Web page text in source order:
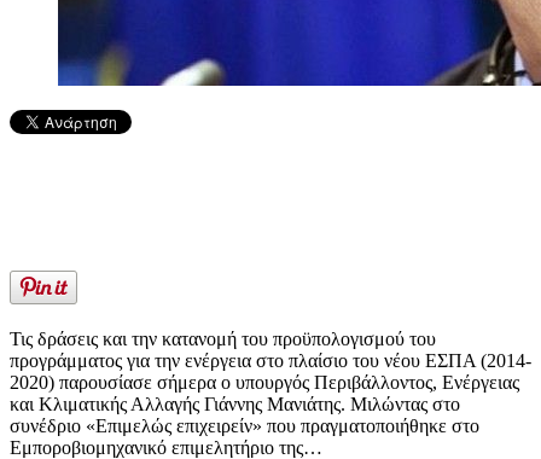
Τις δράσεις και την κατανομή του προϋπολογισμού του
προγράμματος για την ενέργεια στο πλαίσιο του νέου ΕΣΠΑ (2014-
2020) παρουσίασε σήμερα ο υπουργός Περιβάλλοντος, Ενέργειας
και Κλιματικής Αλλαγής Γιάννης Μανιάτης. Μιλώντας στο
συνέδριο «Επιμελώς επιχειρείν» που πραγματοποιήθηκε στο
Εμποροβιομηχανικό επιμελητήριο της…